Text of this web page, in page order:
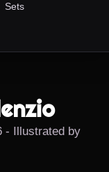
Sets
- Illustrated by